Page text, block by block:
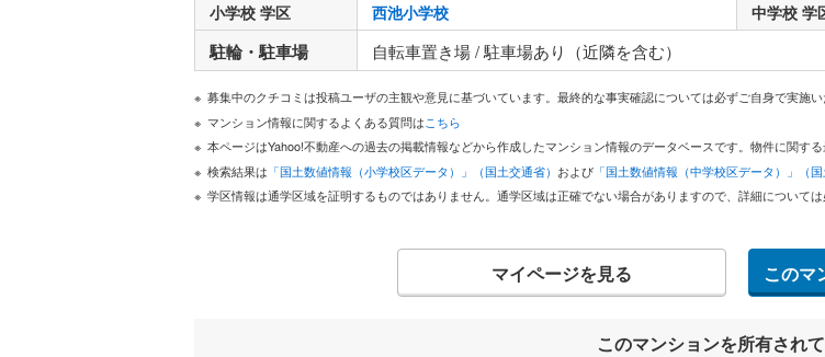
小学校 学区
西池小学校 中学校 学
駐輪・駐車場 自転車置き場 / 駐車場あり（近隣を含む）
募集中のクチコミは投稿ユーザの主観や意見に基づいています。最終的な事実確認については必ずご自身で実施い
マンション情報に関するよくある質問はこちら
本ページはYahoo!不動産への過去の掲載情報などから作成したマンション情報のデータベースです。物件に関す
検索結果は 「国土数値情報（小学校区データ）」（国土交通省） および 「国土数値情報（中学校区データ）」（国
学区情報は通学区域を証明するものではありません。通学区域は正確でない場合がありますので、詳細について
マイページを見る このマ
このマンションを所有され